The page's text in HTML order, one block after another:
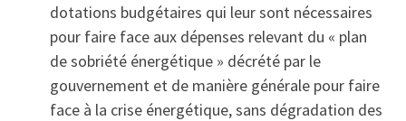
dotations budgétaires qui leur sont nécessaires
pour faire face aux dépenses relevant du « plan
de sobriété énergétique » décrété par le
gouvernement et de manière générale pour faire
face à la crise énergétique, sans dégradation des